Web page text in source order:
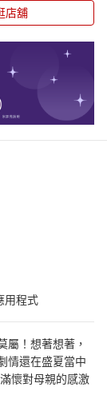
店舖
用程式
屬！想著想著，
情還在盛夏當中
懷對母親的感激